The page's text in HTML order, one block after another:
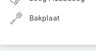
Bakplaat